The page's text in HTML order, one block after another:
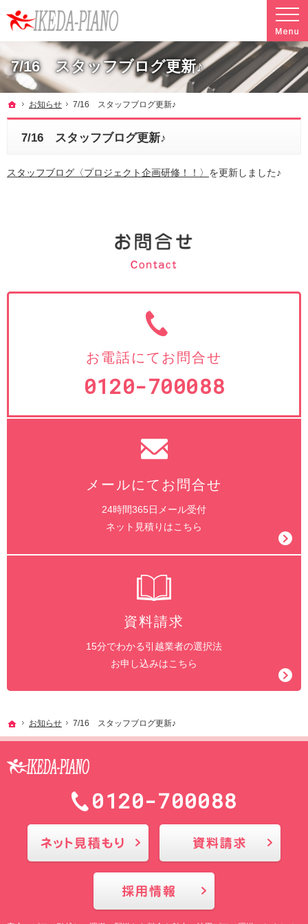
7/16 スタッフブログ更新♪
調律やクリーニングも行っています。ピアノ引越し・運搬・配送なら料金も魅力の当社へ
ホーム
お知らせ 7/16 スタッフブログ更新♪
7/16 スタッフブログ更新♪
スタッフブログ〈プロジェクト企画研修！！〉 を更新しました♪
お電話にてお問合せ
0120-700088
メールにてお問合せ
24時間365日メール受付
ネット見積りはこちら
資料請求
15分でわかる引越業者の選択法
お申し込みはこちら
ホーム
お知らせ 7/16 スタッフブログ更新♪
0120-700088